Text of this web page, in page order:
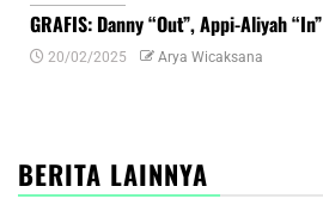
GRAFIS: Danny “Out”, Appi-Aliyah “In”
20/02/2025 Arya Wicaksana
BERITA LAINNYA